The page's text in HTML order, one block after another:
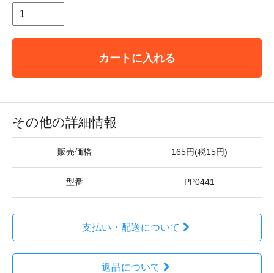
カートに入れる
その他の詳細情報
販売価格 165円(税15円)
型番 PP0441
支払い・配送について
返品について